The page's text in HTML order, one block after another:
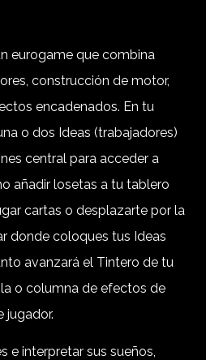
eurogame que combina
construcción de motor,
encadenados. En tu
o dos Ideas (trabajadores)
central para acceder a
añadir losetas a tu tablero
cartas o desplazarte por la
donde coloques tus Ideas
avanzará el Tintero de tu
o columna de efectos de
jugador.
e interpretar sus sueños,